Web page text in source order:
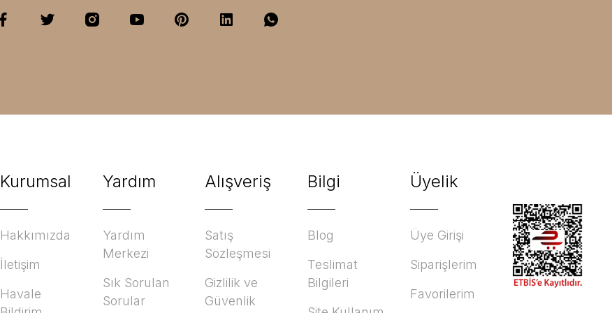
Kurumsal
Hakkımızda
İletişim
Havale
Yardım
Yardım
Merkezi
Sık Sorulan
Sorular
Alışveriş
Satış
Sözleşmesi
Gizlilik ve
Güvenlik
Bilgi
Blog
Teslimat
Bilgileri
Üyelik
Üye Girişi
Siparişlerim
Favorilerim